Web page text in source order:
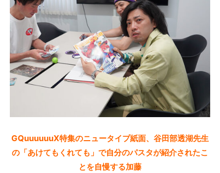
GQuuuuuuX特集のニュータイプ紙面、谷田部透湖先生
の「あけてもくれても」で自分のパスタが紹介されたこ
とを自慢する加藤